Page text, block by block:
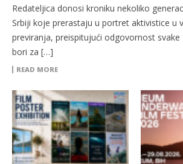
Redateljica donosi kroniku nekoliko
Srbiji koje prerastaju u portret aktivistice u
previranja, preispitujući odgovornost svake
bori za […]
READ MORE